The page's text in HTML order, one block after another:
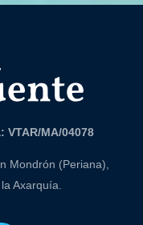
MA/04078
Mondrón (Periana),
Axarquía.